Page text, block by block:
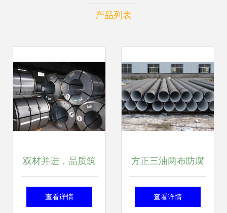
产品列表
双材并进，品质筑
未来 耐候钢板与钢
查看详情
方正三油两布防腐
钢管经销商 钢管防
查看详情